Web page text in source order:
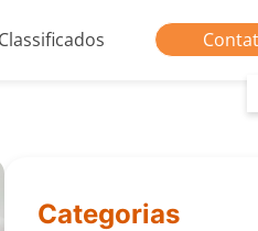
Categorias